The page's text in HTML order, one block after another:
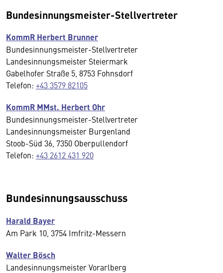
Bundesinnungsmeister-Stellvertreter
KommR Herbert Brunner
Bundesinnungsmeister-Stellvertreter
Landesinnungsmeister Steiermark
Gabelhofer Straße 5, 8753 Fohnsdorf
Telefon: +43 3579 82105
KommR MMst. Herbert Ohr
Bundesinnungsmeister-Stellvertreter
Landesinnungsmeister Burgenland
Stoob-Süd 36, 7350 Oberpullendorf
Telefon: +43 2612 431 920
Bundesinnungsausschuss
Harald Bayer
Am Park 10, 3754 Imfritz-Messern
Walter Bösch
Landesinnungsmeister Vorarlberg